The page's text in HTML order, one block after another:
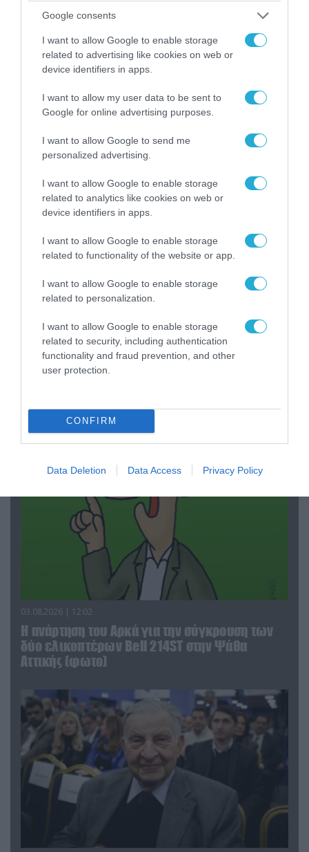
Google consents
I want to allow Google to enable storage
related to advertising like cookies on web or
device identifiers in apps.
I want to allow my user data to be sent to
Google for online advertising purposes.
I want to allow Google to send me
personalized advertising.
I want to allow Google to enable storage
related to analytics like cookies on web or
device identifiers in apps.
I want to allow Google to enable storage
related to functionality of the website or app.
I want to allow Google to enable storage
related to personalization.
I want to allow Google to enable storage
related to security, including authentication
functionality and fraud prevention, and other
user protection.
CONFIRM
Data Deletion Data Access Privacy Policy
04.08.2026 | 12:02
O διευθυντής του OPEN προσπαθεί να τα
«μαζέψει» για τη δημοσιογράφο που γέλασε
σε ρεπορτάζ για τις φωτιές
03.08.2026 | 19:02
δικαίωμα στο λάθος»
03.08.2026 | 12:02
Η ανάρτηση του Αρκά για την σύγκρουση των
δύο ελικοπτέρων Bell 214ST στην Ψάθα
Αττικής (φωτο)